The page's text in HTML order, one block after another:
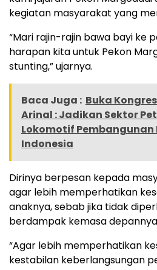
kegiatan masyarakat yang
“Mari rajin-rajin bawa bayi ke
harapan kita untuk Pekon
stunting,” ujarnya.
Baca Juga : Buka
Arinal : Jadikan Sektor
Lokomotif Pembangunan
Indonesia
Dirinya berpesan kepada
agar lebih memperhatikan
anaknya, sebab jika tidak
berdampak kemasa
“Agar lebih memperhatikan
kestabilan keberlangsungan